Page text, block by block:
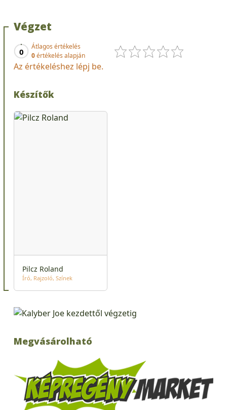
Végzet
0
Átlagos értékelés
0értékelés alapján
Az értékeléshez lépj be.
Készítők
Pilcz Roland
Író Rajzoló Színek
Megvásárolható